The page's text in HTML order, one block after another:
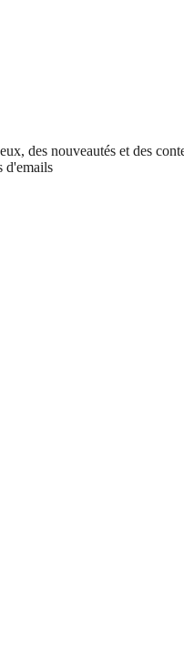
des nouveautés et des
d'emails